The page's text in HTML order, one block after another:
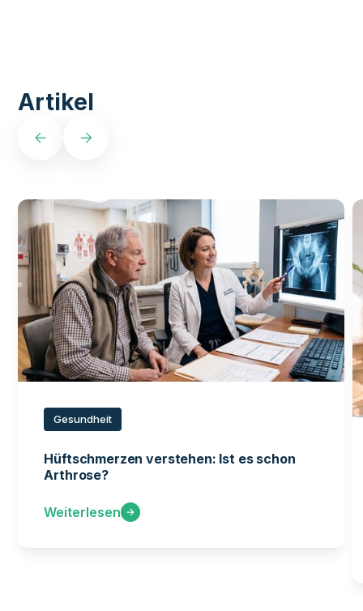
Artikel
Gesundheit
Hüftschmerzen verstehen: Ist es schon
Arthrose?
Weiterlesen